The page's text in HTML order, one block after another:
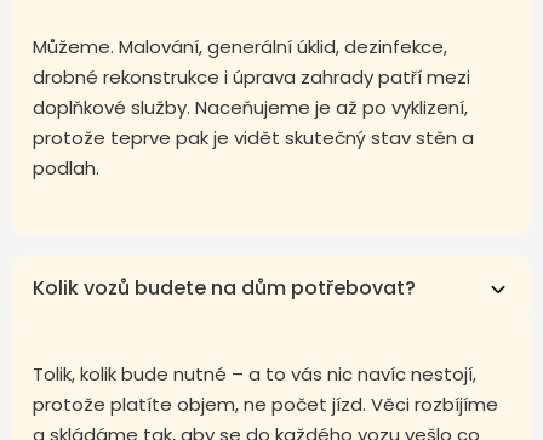
Můžeme. Malování, generální úklid, dezinfekce,
drobné rekonstrukce i úprava zahrady patří mezi
doplňkové služby. Naceňujeme je až po vyklizení,
protože teprve pak je vidět skutečný stav stěn a
podlah.
Kolik vozů budete na dům potřebovat?
Tolik, kolik bude nutné – a to vás nic navíc nestojí,
protože platíte objem, ne počet jízd. Věci rozbíjíme
a skládáme tak, aby se do každého vozu vešlo co